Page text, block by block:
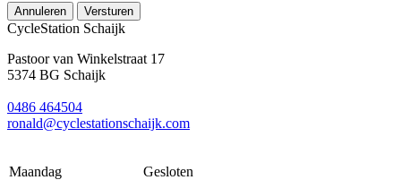
Annuleren Versturen
CycleStation Schaijk
Pastoor van Winkelstraat 17
5374 BG Schaijk
0486 464504
ronald@cyclestationschaijk.com
Maandag
Gesloten